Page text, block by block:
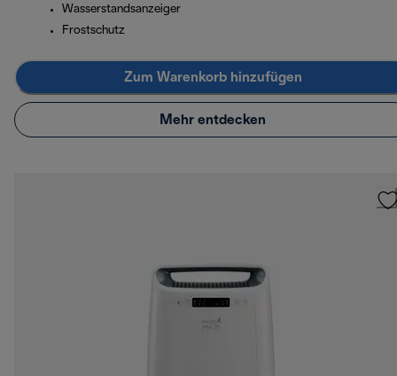
Wasserstandsanzeiger
Frostschutz
Zum Warenkorb hinzufügen
Mehr entdecken